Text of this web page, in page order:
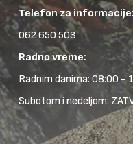
Telefon za
062 650 503
Radno vreme:
Radnim danima: 08:00 -
Subotom i nedeljom: